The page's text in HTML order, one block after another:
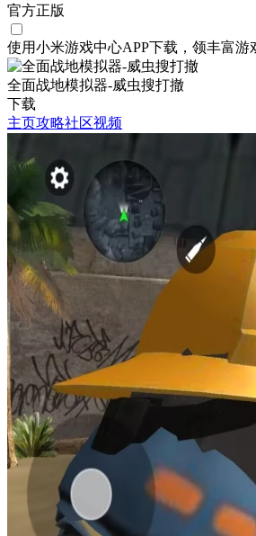
官方正版
使用小米游戏中心APP下载 ，领丰富游
全面战地模拟器-威虫搜打撤
下载
主页攻略社区视频